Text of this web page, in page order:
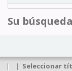
Su
| | Seleccionar